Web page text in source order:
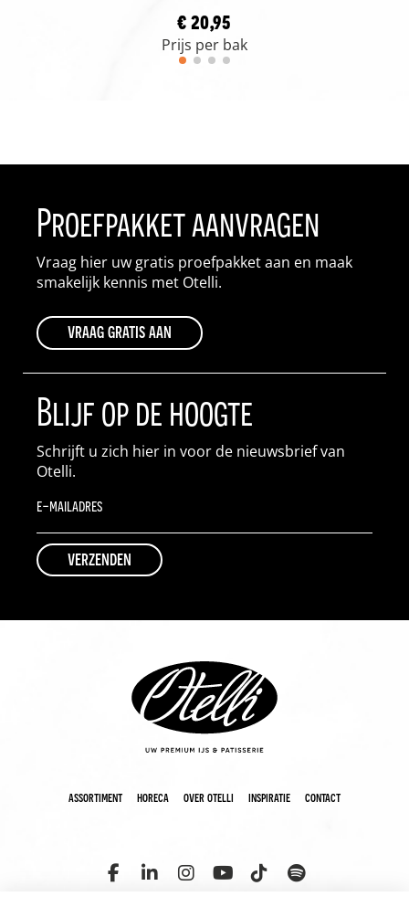
€ 20,95
Prijs per bak
Proefpakket aanvragen
Vraag hier uw gratis proefpakket aan en maak
smakelijk kennis met Otelli.
vraag gratis aan
Blijf op de hoogte
Schrijft u zich hier in voor de nieuwsbrief van
Otelli.
assortiment horeca over otelli inspiratie contact